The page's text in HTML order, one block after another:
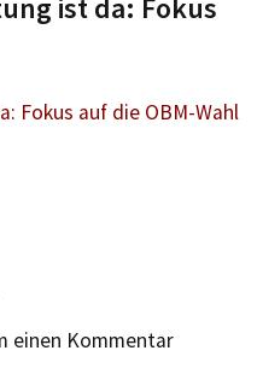
ist da: Fokus
Fokus auf die OBM-Wahl
einen Kommentar